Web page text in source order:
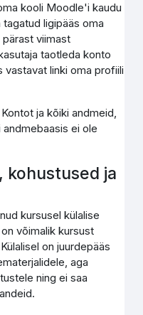
kooli Moodle'i kaudu
ligipääs oma
viimast
taotleda konto
linki oma profiili
ja kõiki andmeid,
ei ole
kohustused ja
kursusel külalise
võimalik kursust
on juurdepääs
aga
ning ei saa